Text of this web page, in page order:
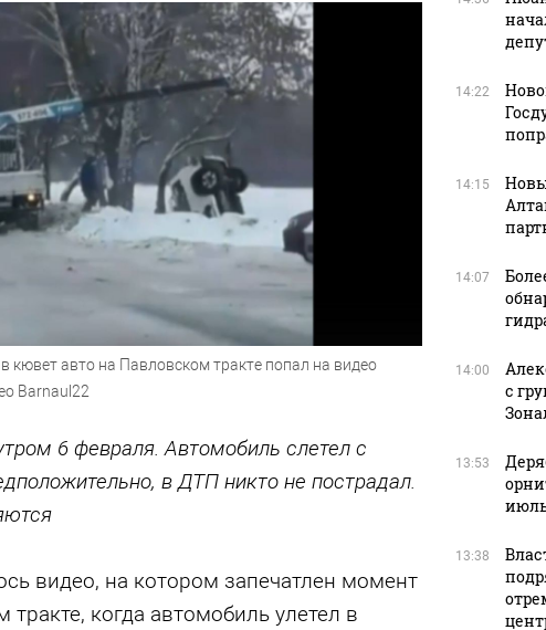
кювет авто на Павловском тракте попал на видео
Barnaul22
6 февраля. Автомобиль слетел с
в ДТП никто не пострадал.
видео, на котором запечатлен момент
когда автомобиль улетел в
14:22
14:15
14:07
14:00
с
13:53
13:38